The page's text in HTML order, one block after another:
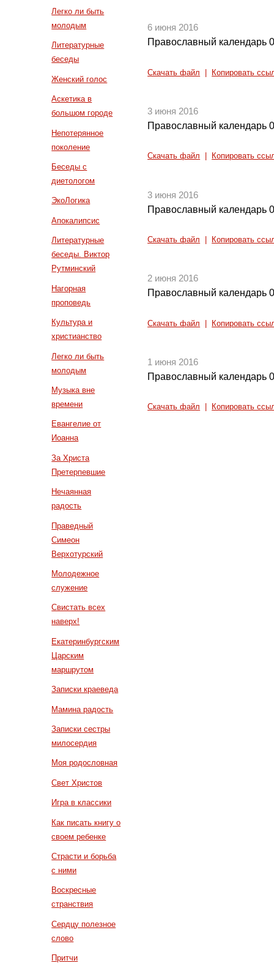
Легко ли быть
молодым
Литературные
беседы
Женский голос
Аскетика в
большом городе
Непотерянное
поколение
Беседы с
диетологом
ЭкоЛогика
Апокалипсис
Литературные
беседы. Виктор
Рутминский
Нагорная
проповедь
Культура и
христианство
Легко ли быть
молодым
Музыка вне
времени
Евангелие от
Иоанна
За Христа
Претерпевшие
Нечаянная
радость
Праведный
Симеон
Верхотурский
Молодежное
служение
Свистать всех
наверх!
Екатеринбургским
Царским
маршрутом
Записки краеведа
Мамина радость
Записки сестры
милосердия
Моя родословная
Свет Христов
Игра в классики
Как писать книгу о
своем ребенке
Страсти и борьба
с ними
Воскресные
странствия
Сердцу полезное
слово
Притчи
6 июня 2016
Православный календарь
Скачать файл Копировать
3 июня 2016
Православный календарь
Скачать файл Копировать
3 июня 2016
Православный календарь
Скачать файл Копировать
2 июня 2016
Православный календарь
Скачать файл Копировать
1 июня 2016
Православный календарь
Скачать файл Копировать